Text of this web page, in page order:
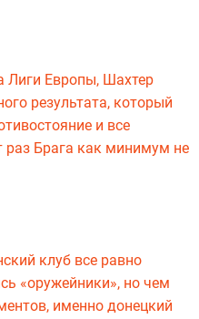
Лиги Европы, Шахтер
результата, который
и все
раз Брага как минимум не
клуб все равно
«оружейники», но чем
именно донецкий